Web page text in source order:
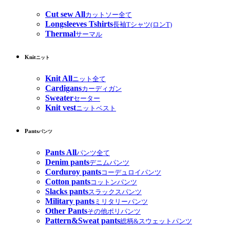
Cut sew Allカットソー全て
Longsleeves Tshirts長袖Tシャツ(ロンT)
Thermalサーマル
Knitニット
Knit Allニット全て
Cardigansカーディガン
Sweaterセーター
Knit vestニットベスト
Pantsパンツ
Pants Allパンツ全て
Denim pantsデニムパンツ
Corduroy pantsコーデュロイパンツ
Cotton pantsコットンパンツ
Slacks pantsスラックスパンツ
Military pants ミリタリーパンツ
Other Pantsその他ポリパンツ
Pattern&Sweat pants総柄&スウェットパンツ